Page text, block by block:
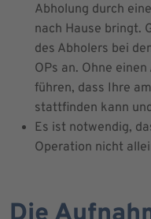
Abholung durch
nach Hause bringt.
des Abholers bei
OPs an. Ohne
führen, dass Ihre
stattfinden kann
Es ist notwendig,
Operation nicht